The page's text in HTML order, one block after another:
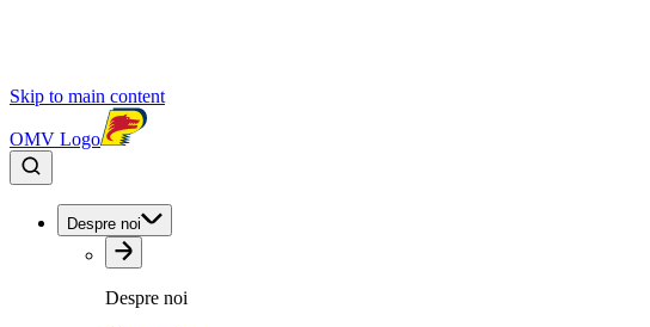
Skip to main content
OMV Logo
Despre noi
Despre noi